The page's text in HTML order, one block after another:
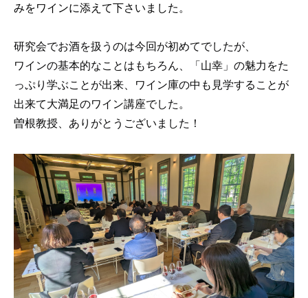
みをワインに添えて下さいました。
研究会でお酒を扱うのは今回が初めてでしたが、
ワインの基本的なことはもちろん、「山幸」の魅力をた
っぷり学ぶことが出来、ワイン庫の中も見学することが
出来て大満足のワイン講座でした。
曽根教授、ありがとうございました！
２０１９年度 賞味会2019/11/8
第１１回セミナー「水産部会」2019/8/27
第１０回セミナー「酪農畜産部会」2019/6/6
２０１８年度 賞味会2018/11/15
第９回セミナー「農林産編」2018/10/11
第７回セミナー「温度」畜産編2018/6/14
第６回セミナー「発酵と熟成」賞味会2017/11/13
第５回セミナー「発酵と熟成」農産編2017/9/20
第４回セミナー「発酵と熟成」畜産編2017/6/8
第３回セミナー「発酵と熟成」水産編2017/3/9
第２回セミナー「だし・キノコ」2016/10/13
メディア掲載情報
コラム